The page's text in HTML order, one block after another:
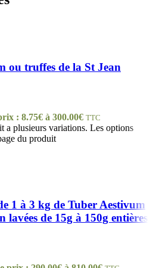
ou truffes de la St Jean
: 8.75€ à 300.00€ TTC
a plusieurs variations. Les options
du produit
1 à 3 kg de Tuber Aestivum
lavées de 15g à 150g entières